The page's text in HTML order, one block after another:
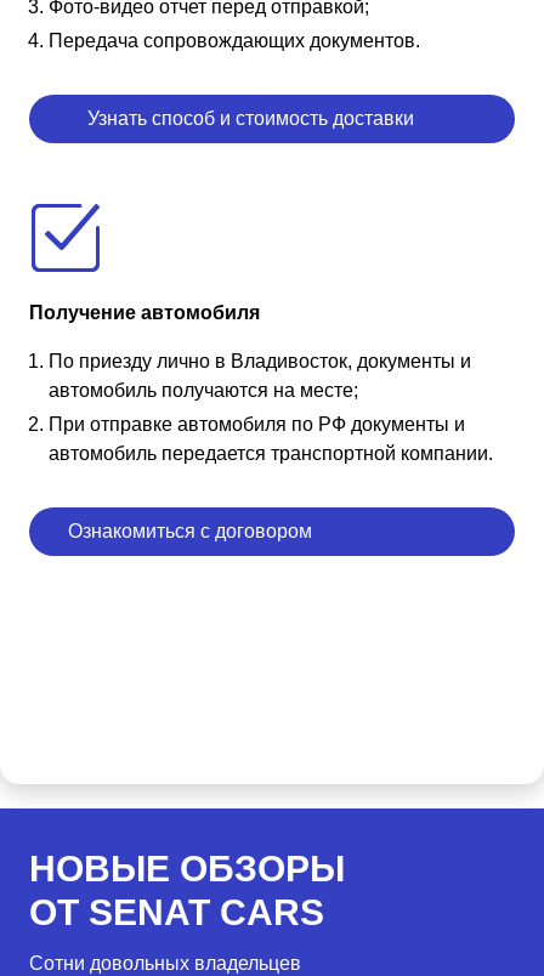
Фото-видео отчет перед отправкой;
Передача сопровождающих документов.
Узнать способ и стоимость доставки
Получение автомобиля
По приезду лично в Владивосток, документы и
автомобиль получаются на месте;
При отправке автомобиля по РФ документы и
автомобиль передается транспортной компании.
Ознакомиться с договором
НОВЫЕ ОБЗОРЫ
ОТ SENAT CARS
Сотни довольных владельцев